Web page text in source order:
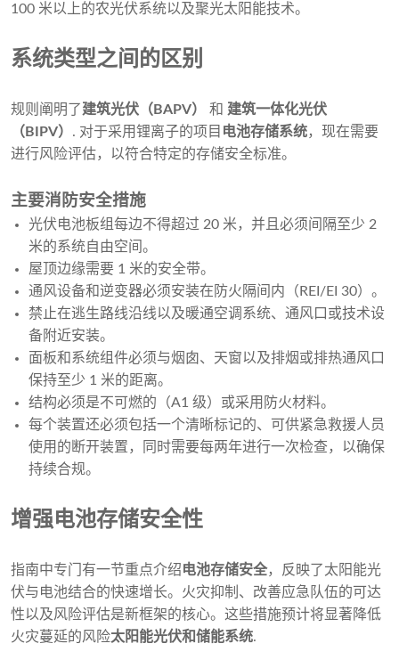
100 米以上的农光伏系统以及聚光太阳能技术。
系统类型之间的区别
规则阐明了建筑光伏（BAPV） 和 建筑一体化光伏
（BIPV） . 对于采用锂离子的项目 电池存储系统，现在需要
进行风险评估，以符合特定的存储安全标准。
主要消防安全措施
光伏电池板组每边不得超过 20 米，并且必须间隔至少 2
米的系统自由空间。
屋顶边缘需要 1 米的安全带。
通风设备和逆变器必须安装在防火隔间内（REI/EI 30）。
禁止在逃生路线沿线以及暖通空调系统、通风口或技术设
备附近安装。
面板和系统组件必须与烟囱、天窗以及排烟或排热通风口
保持至少 1 米的距离。
结构必须是不可燃的（A1 级）或采用防火材料。
每个装置还必须包括一个清晰标记的、可供紧急救援人员
使用的断开装置，同时需要每两年进行一次检查，以确保
持续合规。
增强电池存储安全性
指南中专门有一节重点介绍电池存储安全，反映了太阳能光
伏与电池结合的快速增长。火灾抑制、改善应急队伍的可达
性以及风险评估是新框架的核心。这些措施预计将显著降低
火灾蔓延的风险太阳能光伏和储能系统.